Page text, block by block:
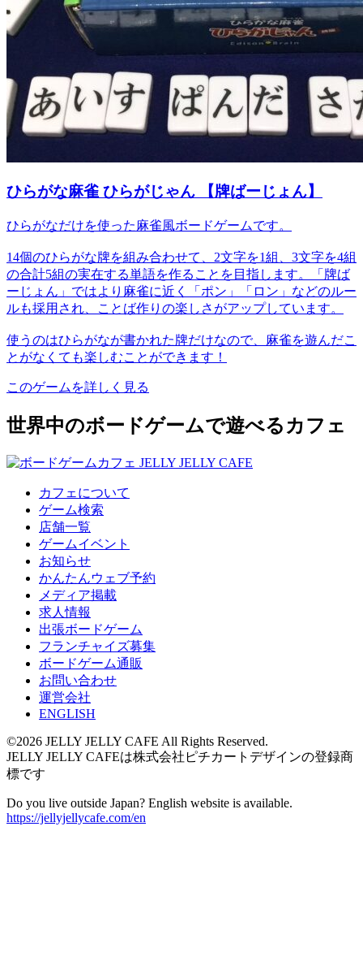
ひらがな麻雀 ひらがじゃん 【牌ばーじょん】
ひらがなだけを使った麻雀風ボードゲームです。
14個のひらがな牌を組み合わせて、2文字を1組、3文字を4組
の合計5組の実在する単語を作ることを目指します。「牌ば
ーじょん」ではより麻雀に近く「ポン」「ロン」などのルー
ルも採用され、ことば作りの楽しさがアップしています。
使うのはひらがなが書かれた牌だけなので、麻雀を遊んだこ
とがなくても楽しむことができます！
このゲームを詳しく見る
世界中のボードゲームで遊べるカフェ
カフェについて
ゲーム検索
店舗一覧
ゲームイベント
お知らせ
かんたんウェブ予約
メディア掲載
求人情報
出張ボードゲーム
フランチャイズ募集
ボードゲーム通販
お問い合わせ
運営会社
ENGLISH
©2026 JELLY JELLY CAFE All Rights Reserved.
JELLY JELLY CAFEは株式会社ピチカートデザインの登録商
標です
Do you live outside Japan? English website is available.
https://jellyjellycafe.com/en